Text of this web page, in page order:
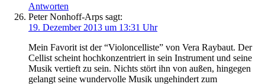
Antworten
Peter Nonhoff-Arps sagt:
19. Dezember 2013 um 13:31 Uhr
Mein Favorit ist der “Violoncelliste” von Vera Raybaut. Der
Cellist scheint hochkonzentriert in sein Instrument und seine
Musik vertieft zu sein. Nichts stört ihn von außen, hingegen
gelangt seine wundervolle Musik ungehindert zum